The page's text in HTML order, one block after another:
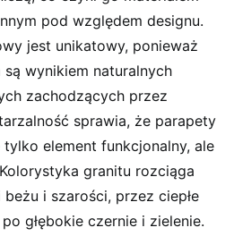
pod względem designu.
jest unikatowy, ponieważ
wynikiem naturalnych
zachodzących przez
sprawia, że parapety
element funkcjonalny, ale
granitu rozciąga
i szarości, przez ciepłe
głębokie czernie i zielenie.